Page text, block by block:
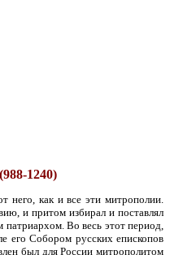
1240)
него, как и все эти митрополии.
и притом избирал и поставлял
Во весь этот период,
его Собором русских епископов
был для России митрополитом